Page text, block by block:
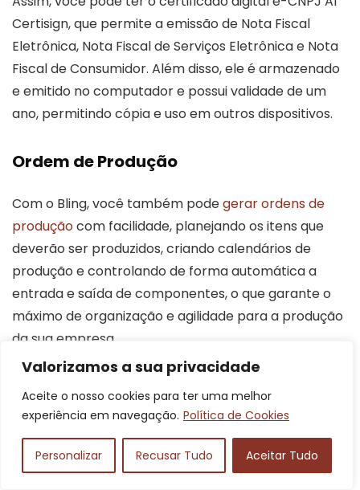
Valorizamos a sua privacidade
Aceite o nosso cookies para ter uma melhor
experiência em navegação. Política de Cookies
Personalizar Recusar Tudo Aceitar Tudo
Certisign, que permite a emissão de Nota Fiscal
Eletrônica, Nota Fiscal de Serviços Eletrônica e Nota
Fiscal de Consumidor. Além disso, ele é armazenado
e emitido no computador e possui validade de um
ano, permitindo cópia e uso em outros dispositivos.
Ordem de Produção
Com o Bling, você também podegerar ordens de
produçãocom facilidade, planejando os itens que
deverão ser produzidos, criando calendários de
produção e controlando de forma automática a
entrada e saída de componentes, o que garante o
máximo de organização e agilidade para a produção
da sua empresa.
você consegue desenvolver estimativas de início e
acontecer durante o processo. Além disso, é
possível transformar matéria-prima em produtos,